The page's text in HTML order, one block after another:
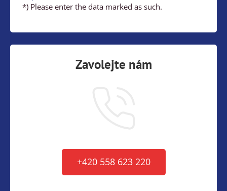
*) Please enter the data marked as such.
Zavolejte nám
+420 558 623 220